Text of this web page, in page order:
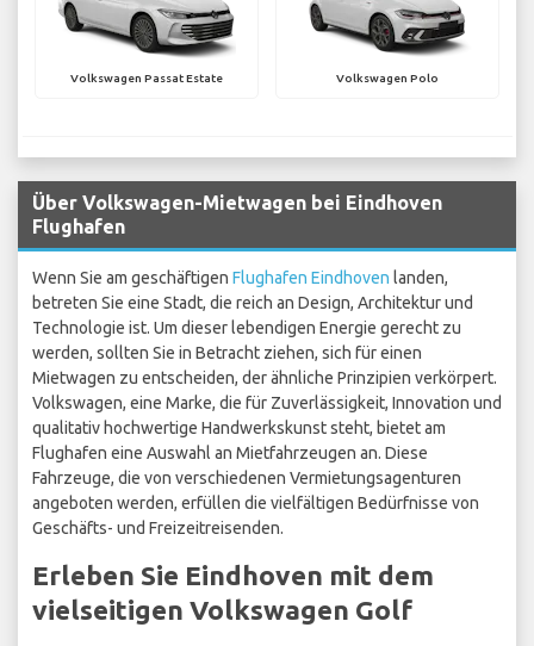
Volkswagen Passat Estate Volkswagen Polo
Über Volkswagen-Mietwagen bei Eindhoven
Flughafen
Wenn Sie am geschäftigen Flughafen Eindhoven landen,
betreten Sie eine Stadt, die reich an Design, Architektur und
Technologie ist. Um dieser lebendigen Energie gerecht zu
werden, sollten Sie in Betracht ziehen, sich für einen
Mietwagen zu entscheiden, der ähnliche Prinzipien verkörpert.
Volkswagen, eine Marke, die für Zuverlässigkeit, Innovation und
qualitativ hochwertige Handwerkskunst steht, bietet am
Flughafen eine Auswahl an Mietfahrzeugen an. Diese
Fahrzeuge, die von verschiedenen Vermietungsagenturen
angeboten werden, erfüllen die vielfältigen Bedürfnisse von
Geschäfts- und Freizeitreisenden.
Erleben Sie Eindhoven mit dem
vielseitigen Volkswagen Golf